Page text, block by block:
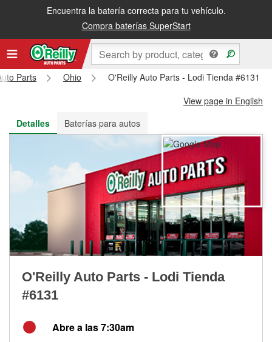
Encuentra la batería correcta para tu vehículo.
Compra baterías SuperStart
Recibe tu orden gratis al día siguiente o recógela en la tienda
Parts Ohio
O'Reilly Auto Parts - Lodi Tienda #6131
View page in English
Detalles
Baterías para autos
O'Reilly Auto Parts - Lodi Tienda
#6131
Abre a las 7:30am